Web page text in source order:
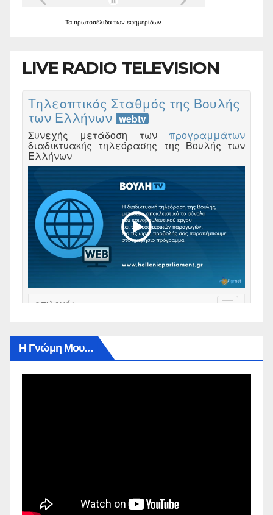
Τα πρωτοσέλιδα των εφημερίδων
LIVE RADIO TELEVISION
Η Γνώμη Μου…